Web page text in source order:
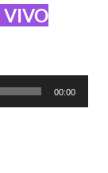
VIVO
00:00